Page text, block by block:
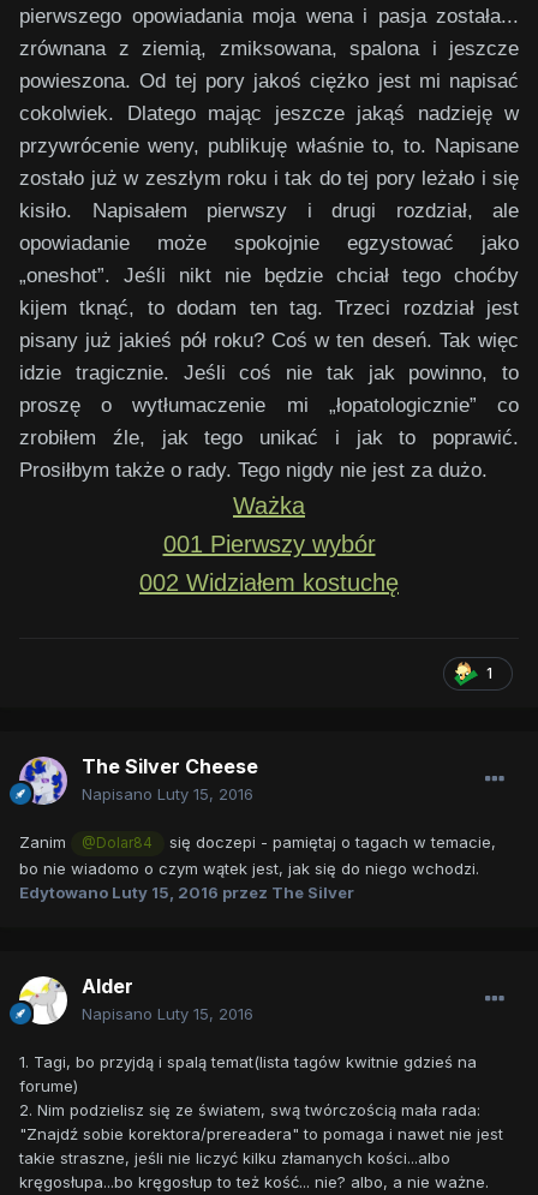
pierwszego opowiadania moja wena i pasja została...
zrównana z ziemią, zmiksowana, spalona i jeszcze
powieszona. Od tej pory jakoś ciężko jest mi napisać
cokolwiek. Dlatego mając jeszcze jakąś nadzieję w
przywrócenie weny, publikuję właśnie to, to. Napisane
zostało już w zeszłym roku i tak do tej pory leżało i się
kisiło. Napisałem pierwszy i drugi rozdział, ale
opowiadanie może spokojnie egzystować jako
„oneshot”. Jeśli nikt nie będzie chciał tego choćby
kijem tknąć, to dodam ten tag. Trzeci rozdział jest
pisany już jakieś pół roku? Coś w ten deseń. Tak więc
idzie tragicznie. Jeśli coś nie tak jak powinno, to
proszę o wytłumaczenie mi „łopatologicznie” co
zrobiłem źle, jak tego unikać i jak to poprawić.
Prosiłbym także o rady. Tego nigdy nie jest za dużo.
Ważka
001 Pierwszy wybór
002 Widziałem kostuchę
1
The Silver Cheese
Napisano Luty 15, 2016
Zanim @Dolar84
się doczepi - pamiętaj o tagach w temacie,
bo nie wiadomo o czym wątek jest, jak się do niego wchodzi.
Edytowano Luty 15, 2016 przez The Silver
Alder
Napisano Luty 15, 2016
1. Tagi, bo przyjdą i spalą temat(lista tagów kwitnie gdzieś na
forume)
2. Nim podzielisz się ze światem, swą twórczością mała rada:
"Znajdź sobie korektora/prereadera" to pomaga i nawet nie jest
takie straszne, jeśli nie liczyć kilku złamanych kości...albo
kręgosłupa...bo kręgosłup to też kość... nie? albo, a nie ważne.